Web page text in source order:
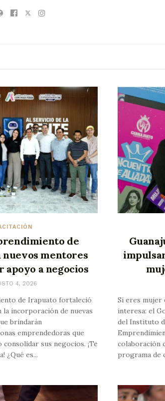
de
nuevos mentores
a negocios
4, 2026
de Irapuato fortaleció
la incorporación de nuevas
brindarán
emprendedoras que
sus negocios. ¡Te
¿Qué es...
Si eres mujer
interesa: el
del Instituto
colaboración
programa de